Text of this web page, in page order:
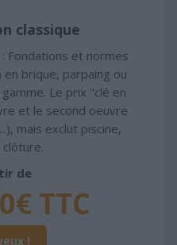
classique
Fondations et normes
brique, parpaing ou
Le prix "clé en
et le second oeuvre
mais exclut piscine,
de
TTC
!